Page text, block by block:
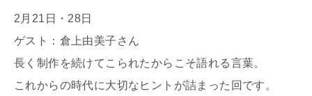
2月21日・28日
ゲスト：倉上由美子さん
長く制作を続けてこられたからこそ語れる言葉。
これからの時代に大切なヒントが詰まった回です。